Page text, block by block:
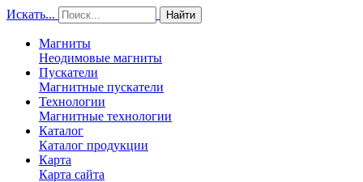
Искать... Найти
Магниты
Неодимовые магниты
Пускатели
Магнитные пускатели
Технологии
Магнитные технологии
Каталог
Каталог продукции
Карта
Карта сайта